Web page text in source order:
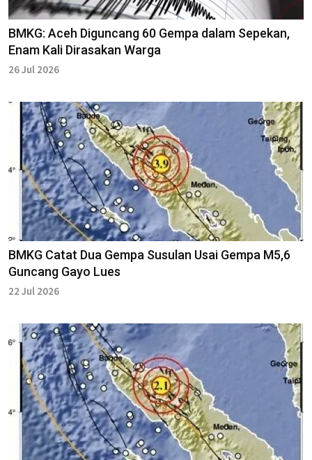
BMKG: Aceh Diguncang 60 Gempa dalam Sepekan,
Enam Kali Dirasakan Warga
26 Jul 2026
BMKG Catat Dua Gempa Susulan Usai Gempa M5,6
Guncang Gayo Lues
22 Jul 2026